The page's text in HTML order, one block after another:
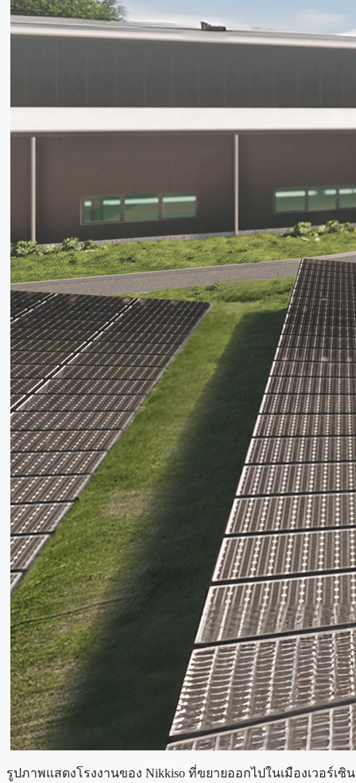
รูปภาพแสดงโรงงานของ Nikkiso ที่ขยายออกไปในเมืองเวอร์เ